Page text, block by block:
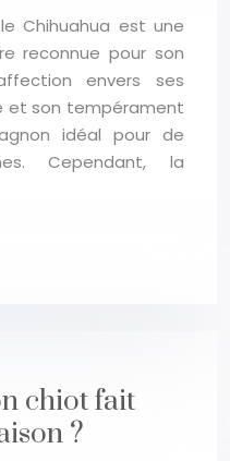
Chihuahua est une
reconnue pour son
envers ses
et son tempérament
idéal pour de
Cependant, la
chiot fait
?